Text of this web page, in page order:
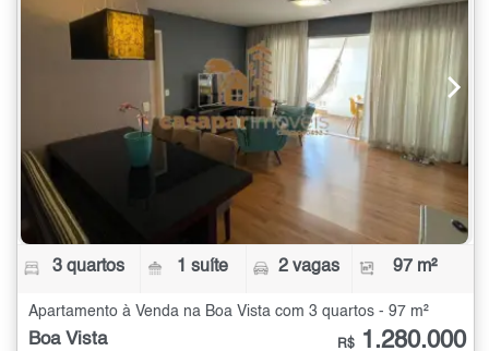
3 quartos 1 suíte 2 vagas 97 m²
Apartamento à Venda na Boa Vista com 3 quartos - 97 m²
Boa Vista R$ 1.280.000